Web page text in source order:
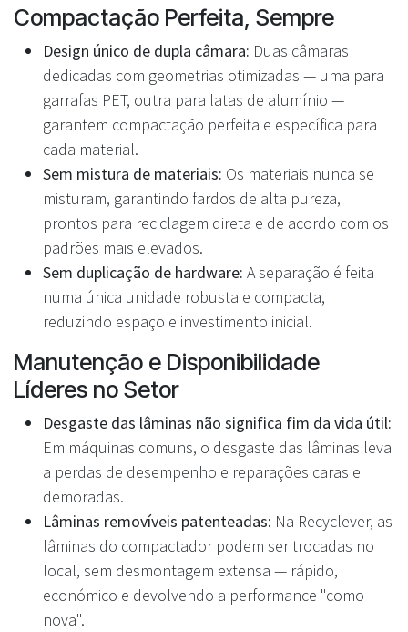
Compactação Perfeita, Sempre
Design único de dupla câmara: Duas câmaras
dedicadas com geometrias otimizadas — uma para
garrafas PET, outra para latas de alumínio —
garantem compactação perfeita e específica para
cada material.
Sem mistura de materiais: Os materiais nunca se
misturam, garantindo fardos de alta pureza,
prontos para reciclagem direta e de acordo com os
padrões mais elevados.
Sem duplicação de hardware: A separação é feita
numa única unidade robusta e compacta,
reduzindo espaço e investimento inicial.
Manutenção e Disponibilidade
Líderes no Setor
Desgaste das lâminas não significa fim da vida útil:
Em máquinas comuns, o desgaste das lâminas leva
a perdas de desempenho e reparações caras e
demoradas.
Lâminas removíveis patenteadas: Na Recyclever, as
lâminas do compactador podem ser trocadas no
local, sem desmontagem extensa — rápido,
económico e devolvendo a performance "como
nova".